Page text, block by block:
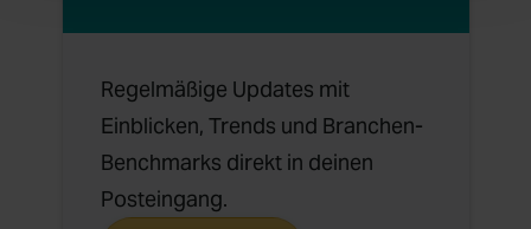
Regelmäßige Updates mit
Einblicken, Trends und Branchen-
Benchmarks direkt in deinen
Posteingang.